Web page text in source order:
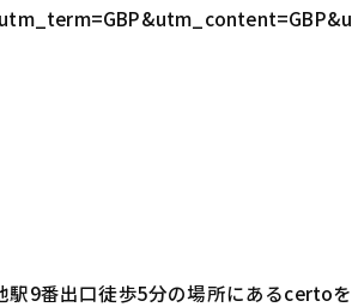
9番出口徒歩5分の場所にあるcerto